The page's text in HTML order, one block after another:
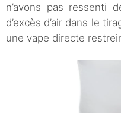
n’avons pas ressenti
d’excès d’air dans le
une vape directe